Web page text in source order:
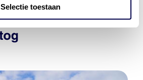
Selectie toestaan